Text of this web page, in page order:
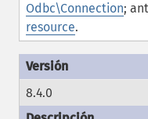
Odbc\Connection;
resource.
8.4.0